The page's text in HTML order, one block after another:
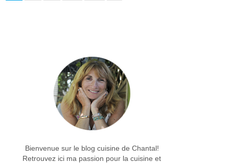
Bienvenue sur le blog cuisine de Chantal!
Retrouvez ici ma passion pour la cuisine et